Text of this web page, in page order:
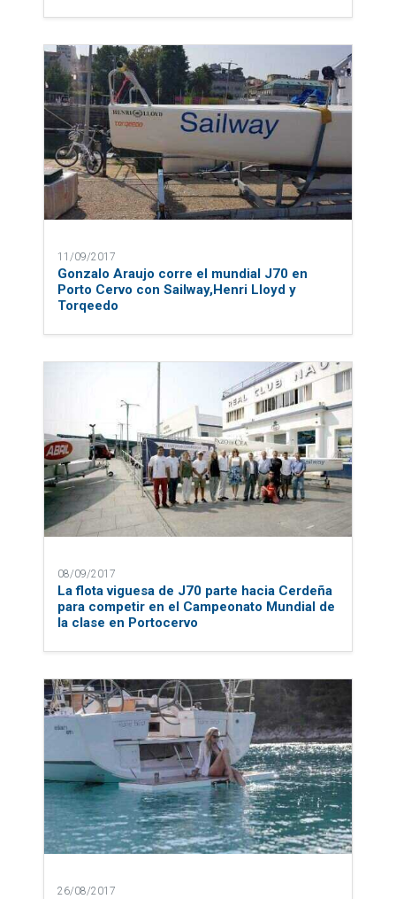
11/09/2017
Gonzalo Araujo corre el mundial J70 en
Porto Cervo con Sailway,Henri Lloyd y
Torqeedo
08/09/2017
La flota viguesa de J70 parte hacia Cerdeña
para competir en el Campeonato Mundial de
la clase en Portocervo
26/08/2017